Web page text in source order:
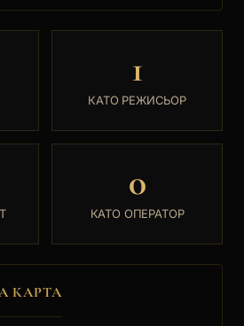
1
КАТО РЕЖИСЬОР
0
КАТО ОПЕРАТОР
КАРТА